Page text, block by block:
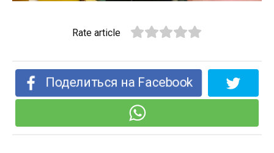
Rate article
Поделиться на Facebook